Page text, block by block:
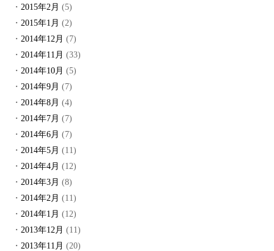
2015年2月 (5)
2015年1月 (2)
2014年12月 (7)
2014年11月 (33)
2014年10月 (5)
2014年9月 (7)
2014年8月 (4)
2014年7月 (7)
2014年6月 (7)
2014年5月 (11)
2014年4月 (12)
2014年3月 (8)
2014年2月 (11)
2014年1月 (12)
2013年12月 (11)
2013年11月 (20)